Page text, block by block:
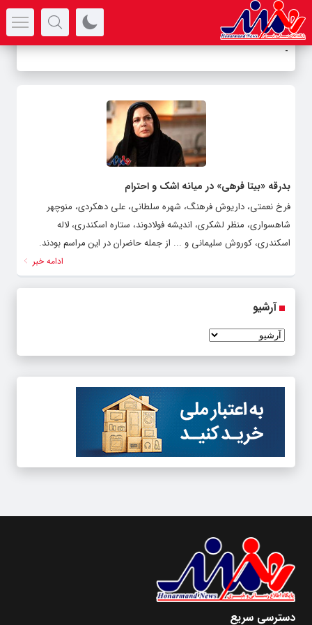
ب_
بدرقه «بیتا فرهی» در میانه اشک و احترام
فرخ نعمتی، داریوش فرهنگ، شهره سلطانی، علی دهکردی، منوچهر
شاهسواری، منظر لشکری، اندیشه فولادوند، ستاره اسکندری، لاله
اسکندری، کوروش سلیمانی و ... از جمله حاضران در این مراسم بودند.
ادامه خبر
آرشیو
دسترسی سریع